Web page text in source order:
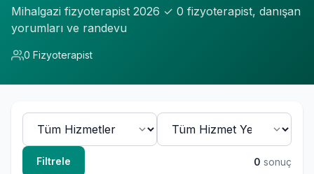
Mihalgazi fizyoterapist 2026 ✓ 0 fizyoterapist, danışan
yorumları ve randevu
0 Fizyoterapist
Filtrele 0 sonuç